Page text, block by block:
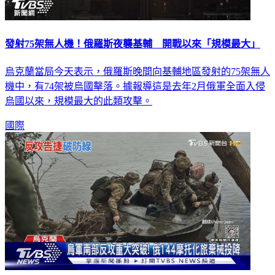
發射75架無人機！俄羅斯夜襲基輔 開戰以來「規模最大」
烏克蘭當局今天表示，俄羅斯晚間向基輔地區發射的75架無人
機中，有74架被烏國擊落。據報導這是去年2月俄軍全面入侵
烏國以來，規模最大的此類攻擊。
國際